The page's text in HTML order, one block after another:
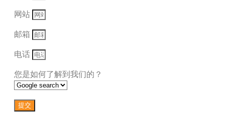
网站
邮箱
电话
您是如何了解到我们的？
提交